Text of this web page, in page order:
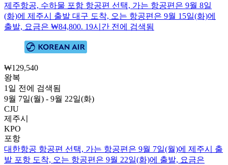
제주항공, 수하물 포함 항공편 선택, 가는 항공편은 9월 8일
(화)에 제주시 출발 대구 도착, 오는 항공편은 9월 15일(화)에
출발, 요금은 ₩84,800. 19시간 전에 검색됨
₩129,540
왕복
1일 전에 검색됨
9월 7일(월) - 9월 22일(화)
CJU
제주시
KPO
포항
대한항공 항공편 선택, 가는 항공편은 9월 7일(월)에 제주시 출
발 포항 도착, 오는 항공편은 9월 22일(화)에 출발, 요금은